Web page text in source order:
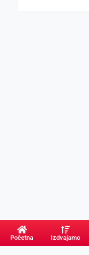
Početna Izdvajamo